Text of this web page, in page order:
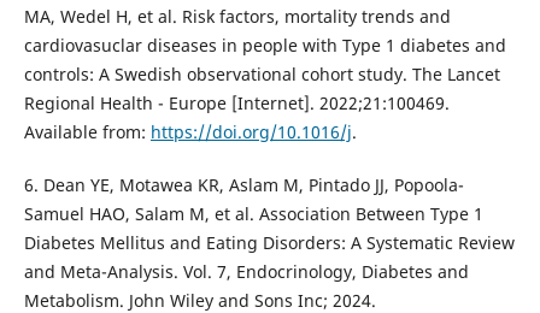
MA, Wedel H, et al. Risk factors, mortality trends and
cardiovasuclar diseases in people with Type 1 diabetes and
controls: A Swedish observational cohort study. The Lancet
Regional Health - Europe [Internet]. 2022;21:100469.
Available from: https://doi.org/10.1016/j.
6. Dean YE, Motawea KR, Aslam M, Pintado JJ, Popoola-
Samuel HAO, Salam M, et al. Association Between Type 1
Diabetes Mellitus and Eating Disorders: A Systematic Review
and Meta-Analysis. Vol. 7, Endocrinology, Diabetes and
Metabolism. John Wiley and Sons Inc; 2024.